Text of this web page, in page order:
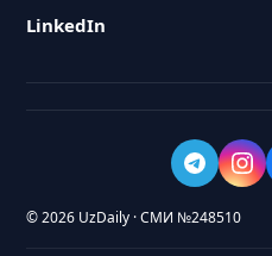
LinkedIn
© 2026 UzDaily · СМИ №248510